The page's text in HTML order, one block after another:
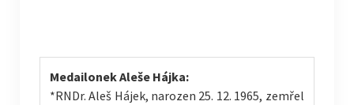
Medailonek Aleše Hájka:
*RNDr. Aleš Hájek, narozen 25. 12. 1965, zemřel